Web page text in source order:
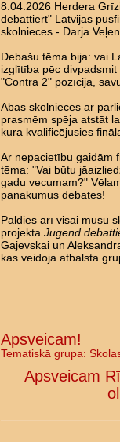
8.04.2026 Herdera
debattiert" Latvijas
skolnieces - Darja
Debašu tēma bija: vai
izglītība pēc
"Contra 2" pozīcijā,
Abas skolnieces ar
prasmēm spēja atstāt
kura kvalificējusies
Ar nepacietību gaidām
tēma: "Vai būtu
gadu vecumam?"
panākumus debatēs!
Paldies arī visai mūsu
projekta Jugend
Gajevskai un
kas veidoja atbalsta
Apsveicam!
Tematiskā grupa:
Apsveicam